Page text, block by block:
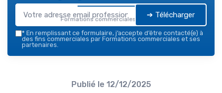
Formations commerciales — 2026➔ Télécharger
* En remplissant ce formulaire, j’accepte d’être contacté(e) à
des fins commerciales par Formations commerciales et ses
partenaires.
Publié le 12/12/2025